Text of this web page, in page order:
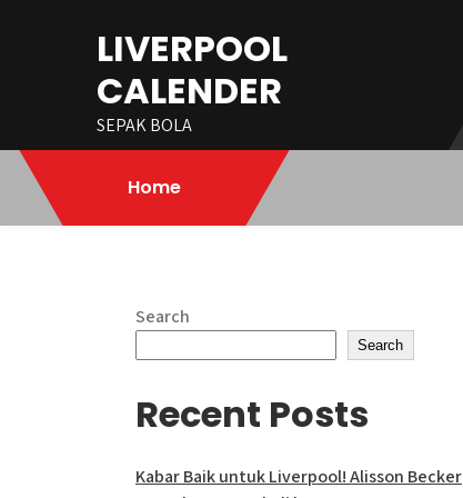
LIVERPOOL
CALENDER
SEPAK BOLA
Home
Search
Search
Recent Posts
Kabar Baik untuk Liverpool! Alisson Becker